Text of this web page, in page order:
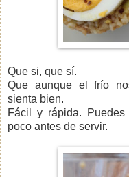
Que si, que sí.
Que aunque el frío
sienta bien.
Fácil y rápida.
poco antes de servir.